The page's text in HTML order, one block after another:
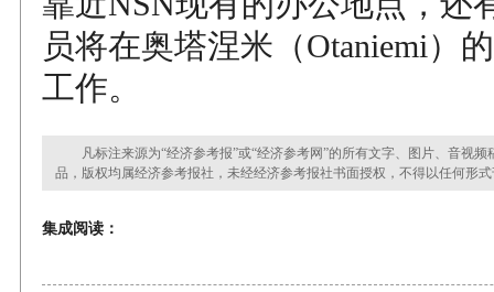
员将在奥塔涅米（Otaniemi）
工作。
凡标注来源为“经济参考报”或“经济参考网”的所有文字、图片、音视频
品，版权均属经济参考报社，未经经济参考报社书面授权，不得以任何形
集成阅读：